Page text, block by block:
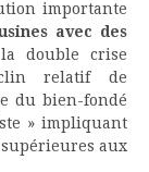
importante
avec des
double crise
relatif de
du bien-fondé
» impliquant
aux